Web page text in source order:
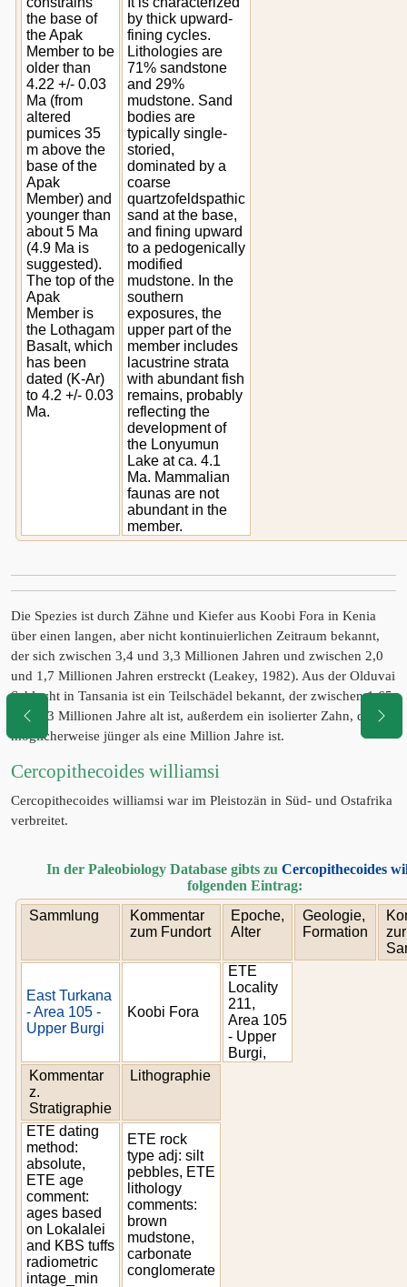
the base of
the Apak
Member to be
older than
4.22 +/- 0.03
Ma (from
altered
pumices 35
m above the
base of the
Apak
Member) and
younger than
about 5 Ma
(4.9 Ma is
suggested).
The top of the
Apak
Member is
the Lothagam
Basalt, which
has been
dated (K-Ar)
to 4.2 +/- 0.03
Ma.
by thick upward-
fining cycles.
Lithologies are
71% sandstone
and 29%
mudstone. Sand
bodies are
typically single-
storied,
dominated by a
coarse
quartzofeldspathic
sand at the base,
and fining upward
to a pedogenically
modified
mudstone. In the
southern
exposures, the
upper part of the
member includes
lacustrine strata
with abundant fish
remains, probably
reflecting the
development of
the Lonyumun
Lake at ca. 4.1
Ma. Mammalian
faunas are not
abundant in the
member.
Die Spezies ist durch Zähne und Kiefer aus Koobi Fora in Kenia
über einen langen, aber nicht kontinuierlichen Zeitraum bekannt,
der sich zwischen 3,4 und 3,3 Millionen Jahren und zwischen 2,0
und 1,7 Millionen Jahren erstreckt (Leakey, 1982). Aus der Olduvai
Schlucht in Tansania ist ein Teilschädel bekannt, der zwischen 1,65
und 1,3 Millionen Jahre alt ist, außerdem ein isolierter Zahn, der
möglicherweise jünger als eine Million Jahre ist.
Cercopithecoides williamsi
Cercopithecoides williamsi war im Pleistozän in Süd- und Ostafrika
verbreitet.
In der Paleobiology Database gibts zu Cercopithecoides
folgenden Eintrag:
Sammlung
Kommentar
zum Fundort
Epoche,
Alter
Geologie,
Formation
zur
East Turkana
- Area 105 -
Upper Burgi
Koobi Fora
ETE
Locality
211,
Area 105
- Upper
Burgi,
Kommentar
z.
Stratigraphie
Lithographie
ETE dating
method:
absolute,
ETE age
comment:
ages based
on Lokalalei
and KBS tuffs
radiometric
intage_min
ETE rock
type adj: silt
pebbles, ETE
lithology
comments:
brown
mudstone,
carbonate
conglomerate